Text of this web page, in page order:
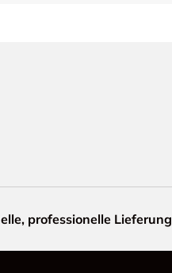
professionelle Lieferung